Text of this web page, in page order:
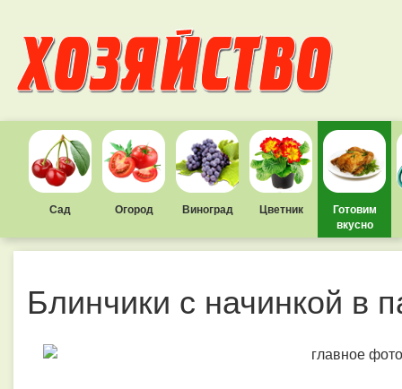
Сад Огород Виноград Цветник
Готовим
вкусно
Блинчики с начинкой в